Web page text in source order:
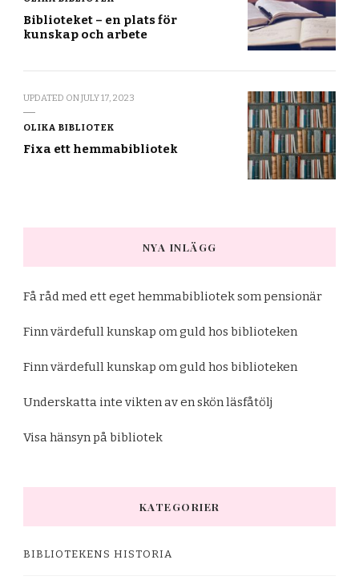
Biblioteket – en plats för
kunskap och arbete
UPDATED ONJULY 17, 2023
OLIKA BIBLIOTEK
Fixa ett hemmabibliotek
NYA INLÄGG
Få råd med ett eget hemmabibliotek som pensionär
Finn värdefull kunskap om guld hos biblioteken
Finn värdefull kunskap om guld hos biblioteken
Underskatta inte vikten av en skön läsfåtölj
Visa hänsyn på bibliotek
KATEGORIER
BIBLIOTEKENS HISTORIA